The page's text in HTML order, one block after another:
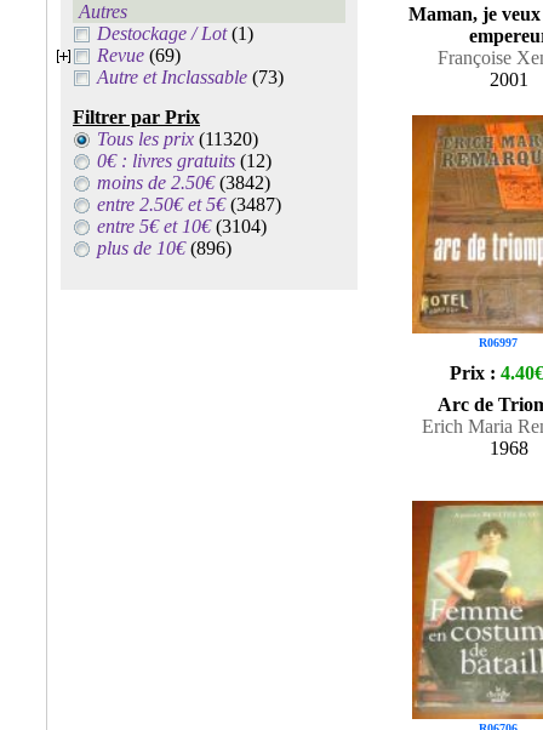
Autres
Destockage / Lot(1)
Revue (69)
Autre et Inclassable (73)
Filtrer par Prix
Tous les prix (11320)
0€ : livres gratuits (12)
moins de 2.50€(3842)
entre 2.50€ et 5€(3487)
entre 5€ et 10€(3104)
plus de 10€(896)
Maman, je veux
Françoise
2001
R06997
Prix : 4.40€
Arc de
Erich Maria
1968